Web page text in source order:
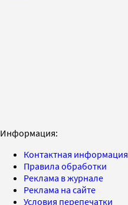
Информация:
Контактная информация
Правила обработки
Реклама в журнале
Реклама на сайте
Условия перепечатки